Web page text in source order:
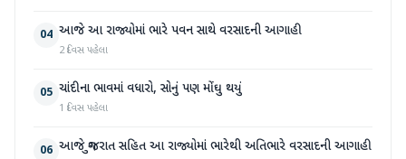
04 આજે આ રાજ્યોમાં ભારે પવન સાથે વરસાદની આગાહી
2 દિવસ પહેલા
05 ચાંદીના ભાવમાં વધારો, સોનું પણ મોંઘુ થયું
1 દિવસ પહેલા
06 આજે ગુજરાત સહિત આ રાજ્યોમાં ભારેથી અતિભારે વરસાદની આગાહી